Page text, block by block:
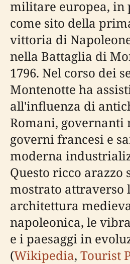
militare europea, in
come sito della
vittoria di
nella Battaglia di
1796. Nel corso dei
Montenotte ha
all'influenza di
Romani, governanti
governi francesi e
moderna
Questo ricco arazzo
mostrato attraverso
architettura
napoleonica, le
e i paesaggi in
(Wikipedia, Tourist